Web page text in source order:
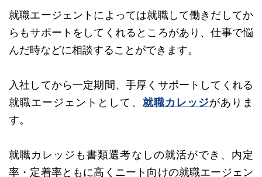
就職エージェントによっては就職して働きだしてか
らもサポートをしてくれるところがあり、仕事で悩
んだ時などに相談することができます。
入社してから一定期間、手厚くサポートしてくれる
就職エージェントとして、 就職カレッジがありま
す。
就職カレッジも書類選考なしの就活ができ、内定
率・定着率ともに高くニート向けの就職エージェン